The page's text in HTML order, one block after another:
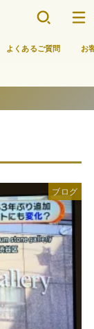
よくあるご質問 お
ブログ